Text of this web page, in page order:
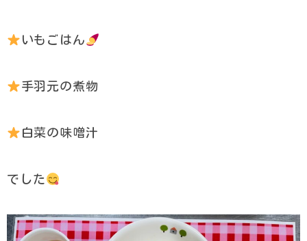
いもごはん
手羽元の煮物
白菜の味噌汁
でした